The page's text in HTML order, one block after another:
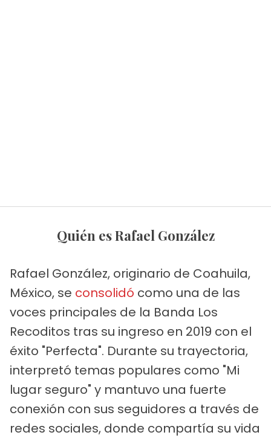
Quién es Rafael González
Rafael González, originario de Coahuila,
México, se consolidó como una de las
voces principales de la Banda Los
Recoditos tras su ingreso en 2019 con el
éxito "Perfecta". Durante su trayectoria,
interpretó temas populares como "Mi
lugar seguro" y mantuvo una fuerte
conexión con sus seguidores a través de
redes sociales, donde compartía su vida